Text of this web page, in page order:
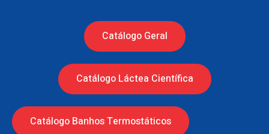
Catálogo Geral
Catálogo Láctea Científica
Catálogo Banhos Termostáticos